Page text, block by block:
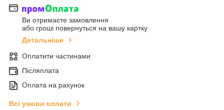
Ви отримаєте замовлення
або гроші повернуться на вашу картку
Детальніше
Оплатити частинами
Післяплата
Оплата на рахунок
Всі умови оплати